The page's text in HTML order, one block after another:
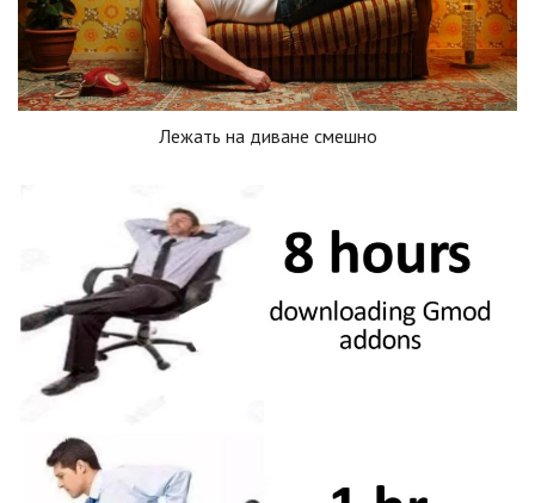
Лежать на диване смешно